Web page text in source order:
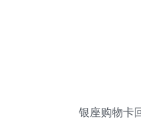
银座购物卡